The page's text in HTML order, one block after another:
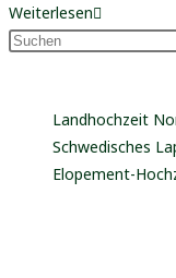
Weiterlesen
–
Elopement
Destination
Landhochzeit
Schwedisches
Elopement-